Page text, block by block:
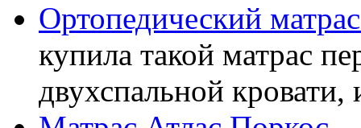
Ортопедический
купила такой матрас
двухспальной